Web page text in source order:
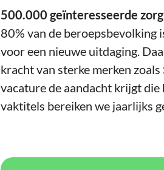
500.000 geïnteresseerde
80% van de beroepsbevolking
voor een nieuwe uitdaging.
kracht van sterke merken
vacature de aandacht krijgt
vaktitels bereiken we jaarlijks